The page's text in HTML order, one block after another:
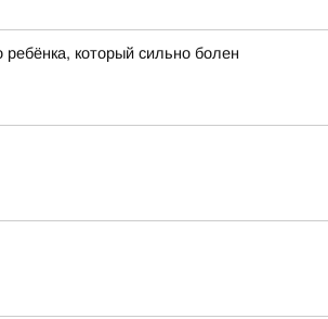
который сильно болен